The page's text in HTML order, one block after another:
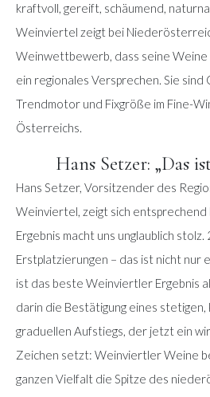
kraftvoll, gereift, schäumend,
Weinviertel zeigt bei
Weinwettbewerb, dass seine
ein regionales Versprechen. Sie sind
Trendmotor und Fixgröße im Fine-
Österreichs.
Hans Setzer: „Das
Hans Setzer, Vorsitzender des
Weinviertel, zeigt sich
Ergebnis macht uns unglaublich stolz.
Erstplatzierungen – das ist nicht nur
ist das beste Weinviertler Ergebnis
darin die Bestätigung eines
graduellen Aufstiegs, der jetzt ein
Zeichen setzt: Weinviertler Weine
ganzen Vielfalt die Spitze des